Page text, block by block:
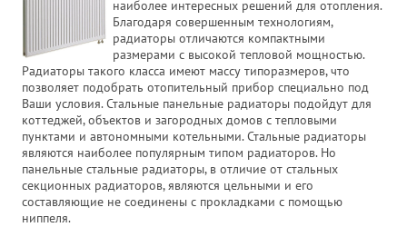
наиболее интересных решений для отопления.
Благодаря совершенным технологиям,
радиаторы отличаются компактными
размерами с высокой тепловой мощностью.
Радиаторы такого класса имеют массу типоразмеров, что
позволяет подобрать отопительный прибор специально под
Ваши условия. Стальные панельные радиаторы подойдут для
коттеджей, объектов и загородных домов с тепловыми
пунктами и автономными котельными. Стальные радиаторы
являются наиболее популярным типом радиаторов. Но
панельные стальные радиаторы, в отличие от стальных
секционных радиаторов, являются цельными и его
составляющие не соединены с прокладками с помощью
ниппеля.